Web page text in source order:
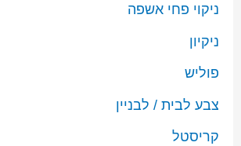
ניקוי פחי אשפה
ניקיון
פוליש
צבע לבית / לבניין
קריסטל